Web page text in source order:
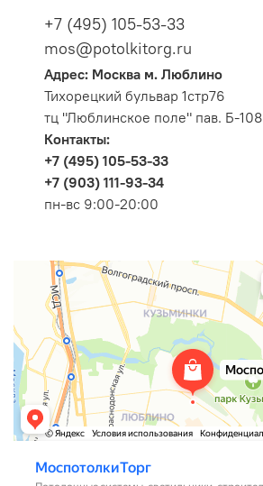
+7 (495) 105-53-33
mos@potolkitorg.ru
Адрес: Москва м. Люблино
Тихорецкий бульвар 1стр76
тц "Люблинское поле" пав. Б-108
Контакты:
+7 (495) 105-53-33
+7 (903) 111-93-34
пн-вс 9:00-20:00